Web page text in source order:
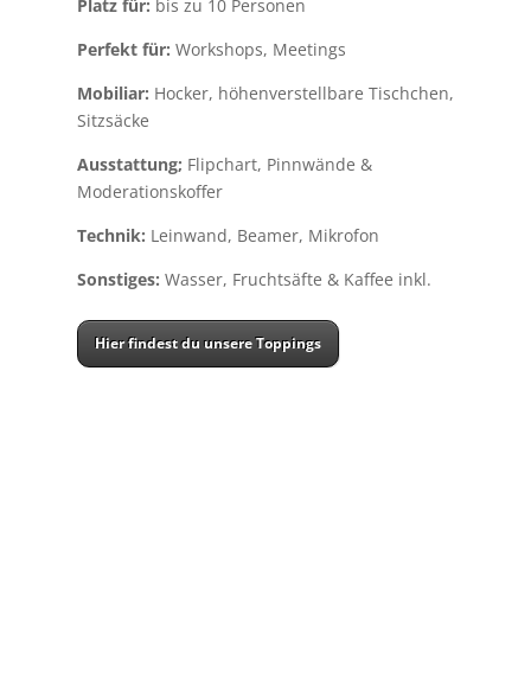
Platz für: bis zu 10 Personen
Perfekt für: Workshops, Meetings
Mobiliar: Hocker, höhenverstellbare Tischchen,
Sitzsäcke
Ausstattung; Flipchart, Pinnwände &
Moderationskoffer
Technik: Leinwand, Beamer, Mikrofon
Sonstiges: Wasser, Fruchtsäfte & Kaffee inkl.
Hier findest du unsere Toppings